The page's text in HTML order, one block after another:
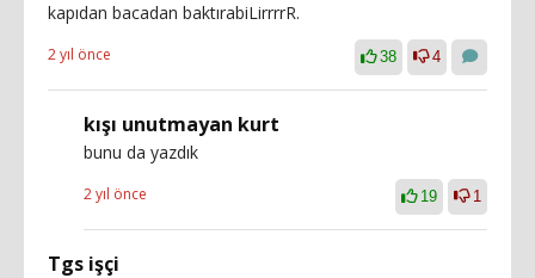
kapıdan bacadan baktırabiLirrrrR.
2 yıl önce 38 4
kışı unutmayan kurt
bunu da yazdık
2 yıl önce 19 1
Tgs işçi